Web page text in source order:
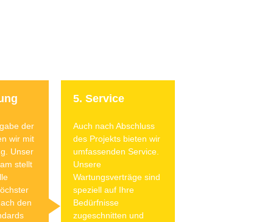
der
wir mit
Unser
stellt
den
5. Service
Auch nach Abschluss
des Projekts bieten wir
umfassenden Service.
Unsere
Wartungsverträge sind
speziell auf Ihre
Bedürfnisse
zugeschnitten und